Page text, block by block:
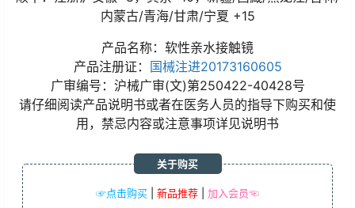
内蒙古/青海/甘肃/宁夏 +15
产品名称：软性亲水接触镜
产品注册证：
国械注进20173160605
广审编号：沪械广审(文)第250422-40428号
请仔细阅读产品说明书或者在医务人员的指导下购买和使
用，禁忌内容或注意事项详见说明书
☞点击购买 新品推荐 加入会员☜
关于购买